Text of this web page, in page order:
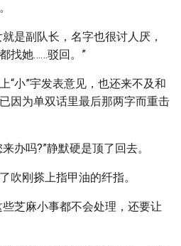
是副队长，名字也很讨人厌，
找她……驳回。”
“小”宇发表意见，也还来不及和
因为单双话里最后那两字而重击
办吗?”静默硬是顶了回去。
吹刚搽上指甲油的纤指。
芝麻小事都不会处理，还要让